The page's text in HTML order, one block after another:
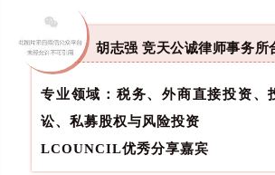
胡志强 竞天公诚律师事务所
专业领域：税务、外商直接投资、
讼、私募股权与风险投资
LCOUNCIL优秀分享嘉宾